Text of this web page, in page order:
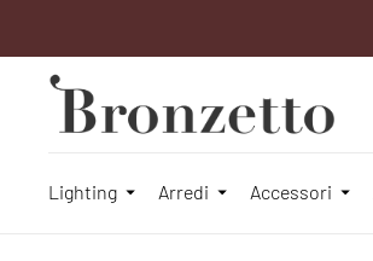
Lighting Arredi Accessori